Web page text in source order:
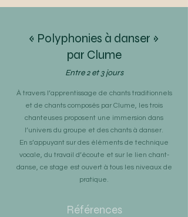
« Polyphonies à danser »
par Clume
Entre 2 et 3 jours
À travers l’apprentissage de chants traditionnels
et de chants composés par Clume, les trois
chanteuses proposent une immersion dans
l’univers du groupe et des chants à danser.
En s’appuyant sur des éléments de technique
vocale, du travail d’écoute et sur le lien chant-
danse, ce stage est ouvert à tous les niveaux de
pratique.
Références